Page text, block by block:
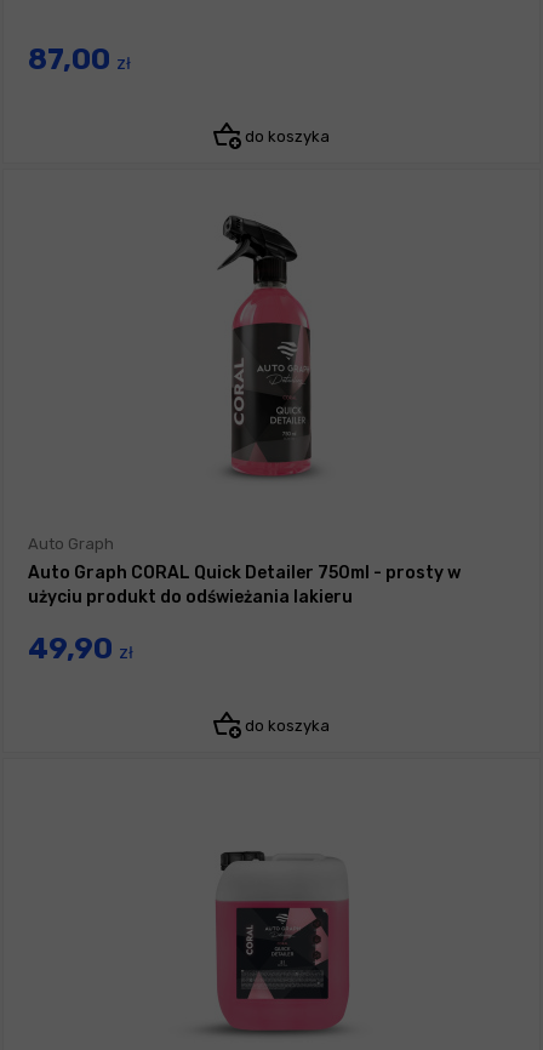
87,00 zł
do koszyka
Auto Graph
Auto Graph CORAL Quick Detailer 750ml - prosty w
użyciu produkt do odświeżania lakieru
49,90 zł
do koszyka